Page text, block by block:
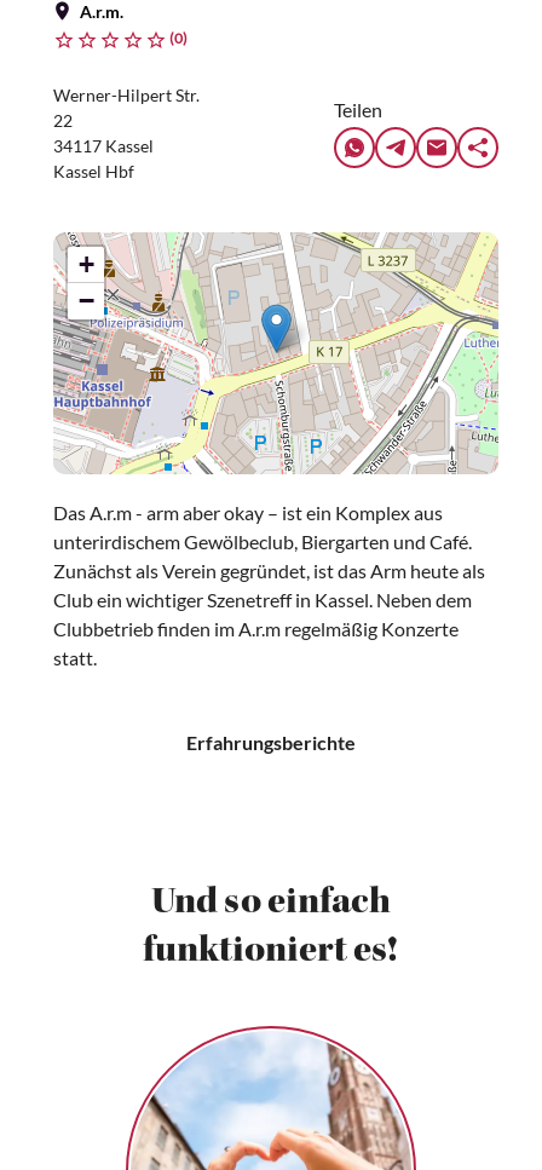
A.r.m.
(0)
Werner-Hilpert Str.
22
34117 Kassel
Kassel Hbf
Teilen
+
−
Das A.r.m - arm aber okay – ist ein Komplex aus
unterirdischem Gewölbeclub, Biergarten und Café.
Zunächst als Verein gegründet, ist das Arm heute als
Club ein wichtiger Szenetreff in Kassel. Neben dem
Clubbetrieb finden im A.r.m regelmäßig Konzerte
statt.
Erfahrungsberichte
Und so einfach
funktioniert es!